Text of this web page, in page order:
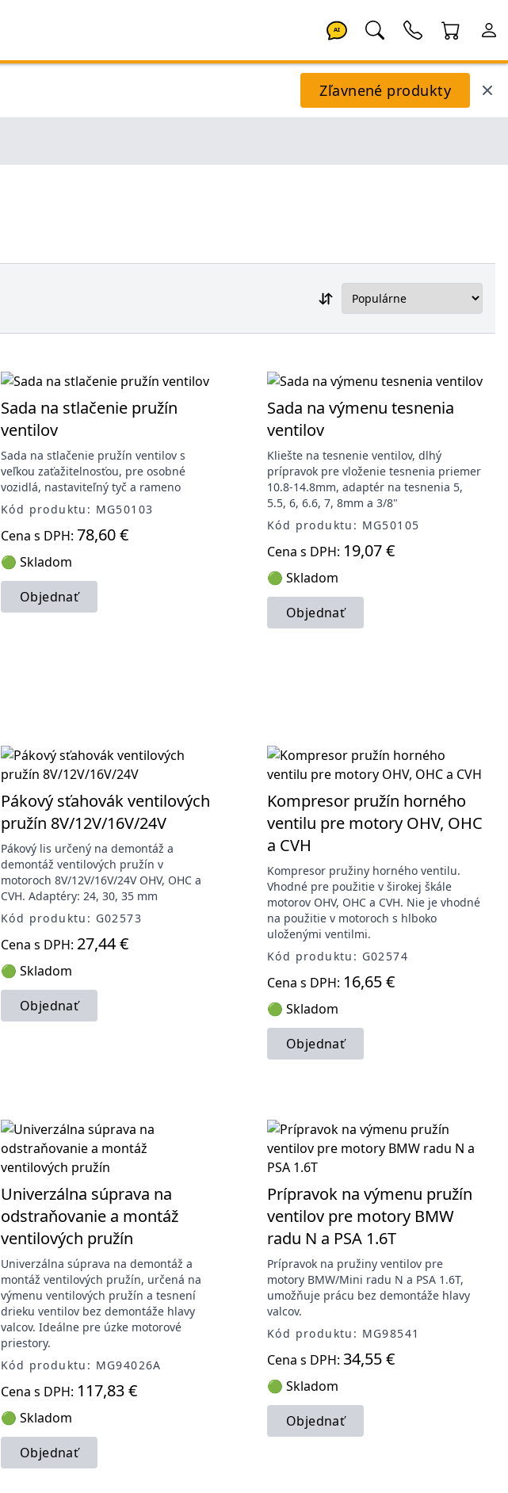
AI
Zľavnené produkty
Sada na stlačenie pružín
ventilov
Sada na stlačenie pružín ventilov s
veľkou zaťažitelnosťou, pre osobné
vozidlá, nastaviteľný tyč a rameno
Kód produktu: MG50103
Cena s DPH: 78,60 €
🟢 Skladom
Objednať
Sada na výmenu tesnenia
ventilov
Kliešte na tesnenie ventilov, dlhý
prípravok pre vloženie tesnenia priemer
10.8-14.8mm, adaptér na tesnenia 5,
5.5, 6, 6.6, 7, 8mm a 3/8"
Kód produktu: MG50105
Cena s DPH: 19,07 €
🟢 Skladom
Objednať
Pákový sťahovák ventilových
pružín 8V/12V/16V/24V
Pákový lis určený na demontáž a
demontáž ventilových pružín v
motoroch 8V/12V/16V/24V OHV, OHC a
CVH. Adaptéry: 24, 30, 35 mm
Kód produktu: G02573
Cena s DPH: 27,44 €
🟢 Skladom
Objednať
Kompresor pružín horného
ventilu pre motory OHV, OHC
a CVH
Kompresor pružiny horného ventilu.
Vhodné pre použitie v širokej škále
motorov OHV, OHC a CVH. Nie je vhodné
na použitie v motoroch s hlboko
uloženými ventilmi.
Kód produktu: G02574
Cena s DPH: 16,65 €
🟢 Skladom
Objednať
Univerzálna súprava na
odstraňovanie a montáž
ventilových pružín
Univerzálna súprava na demontáž a
montáž ventilových pružín, určená na
výmenu ventilových pružín a tesnení
drieku ventilov bez demontáže hlavy
valcov. Ideálne pre úzke motorové
priestory.
Kód produktu: MG94026A
Cena s DPH: 117,83 €
🟢 Skladom
Objednať
Prípravok na výmenu pružín
ventilov pre motory BMW
radu N a PSA 1.6T
Prípravok na pružiny ventilov pre
motory BMW/Mini radu N a PSA 1.6T,
umožňuje prácu bez demontáže hlavy
valcov.
Kód produktu: MG98541
Cena s DPH: 34,55 €
🟢 Skladom
Objednať